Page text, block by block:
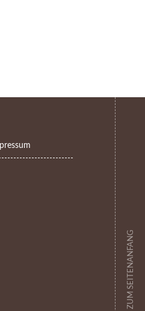
ZUM SEITENANFANG